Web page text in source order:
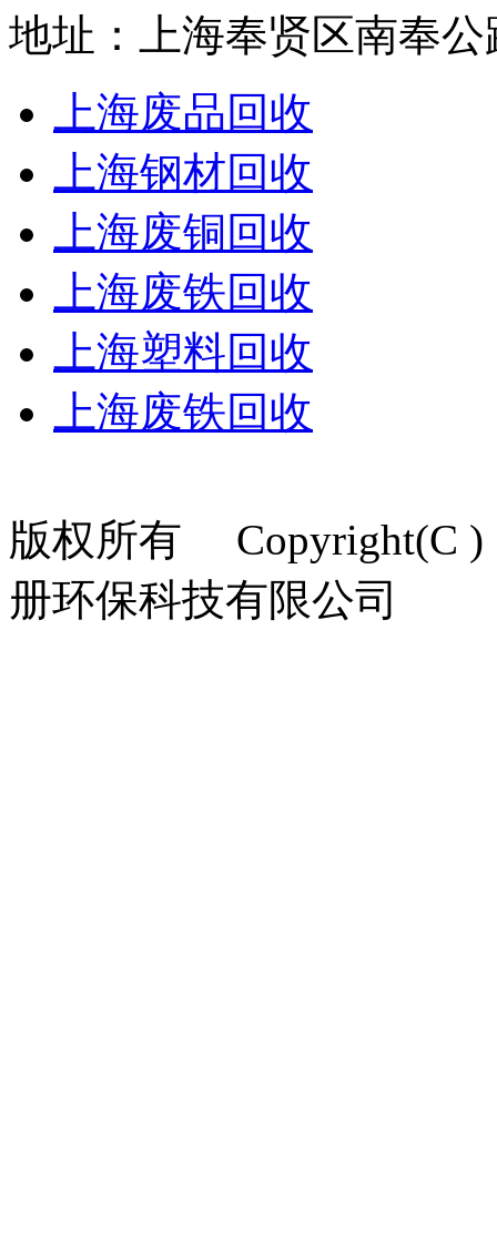
地址：上海奉贤区南奉公
上海废品回收
上海钢材回收
上海废铜回收
上海废铁回收
上海塑料回收
上海废铁回收
版权所有 Copyright(C
册环保科技有限公司